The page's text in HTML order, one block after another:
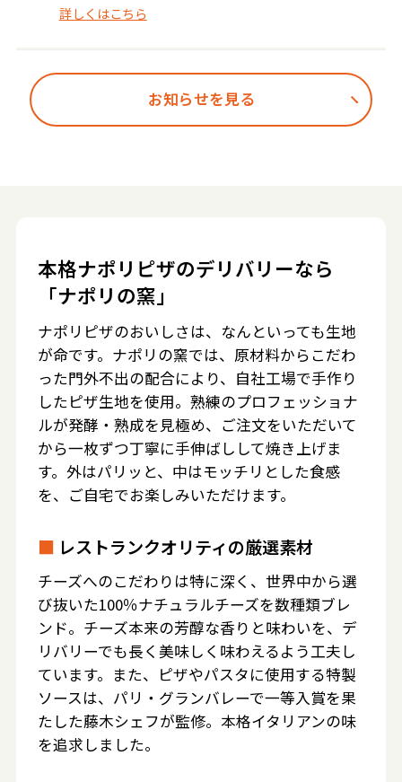
詳しくはこちら
お知らせを見る
本格ナポリピザのデリバリーなら
「ナポリの窯」
ナポリピザのおいしさは、なんといっても生地
が命です。ナポリの窯では、原材料からこだわ
った門外不出の配合により、自社工場で手作り
したピザ生地を使用。熟練のプロフェッショナ
ルが発酵・熟成を見極め、ご注文をいただいて
から一枚ずつ丁寧に手伸ばしして焼き上げま
す。外はパリッと、中はモッチリとした食感
を、ご自宅でお楽しみいただけます。
■ レストランクオリティの厳選素材
チーズへのこだわりは特に深く、世界中から選
び抜いた100％ナチュラルチーズを数種類ブレ
ンド。チーズ本来の芳醇な香りと味わいを、デ
リバリーでも長く美味しく味わえるよう工夫し
ています。また、ピザやパスタに使用する特製
ソースは、パリ・グランバレーで一等入賞を果
たした藤木シェフが監修。本格イタリアンの味
を追求しました。